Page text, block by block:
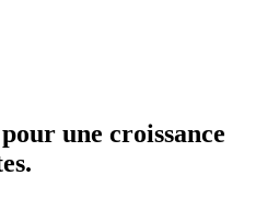
une croissance